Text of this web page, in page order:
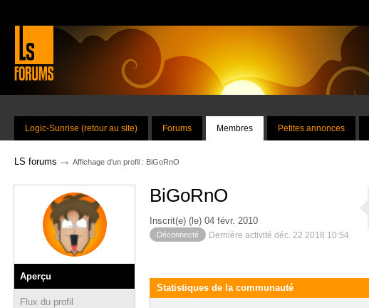
Logic-Sunrise (retour au site) Forums Membres Petites annonces
LS forums → Affichage d'un profil : BiGoRnO
Aperçu
Flux du profil
BiGoRnO
Inscrit(e) (le) 04 févr. 2010
Déconnecté Dernière activité déc. 22 2018 10:54
Statistiques de la communauté